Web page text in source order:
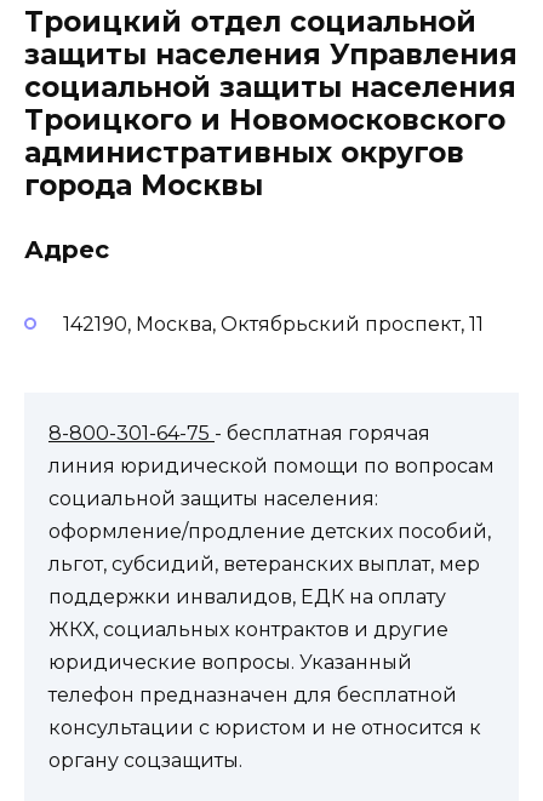
Троицкий отдел социальной
защиты населения Управления
социальной защиты населения
Троицкого и Новомосковского
административных округов
города Москвы
Адрес
142190, Москва, Октябрьский проспект, 11
8-800-301-64-75 - бесплатная горячая
линия юридической помощи по вопросам
социальной защиты населения:
оформление/продление детских пособий,
льгот, субсидий, ветеранских выплат, мер
поддержки инвалидов, ЕДК на оплату
ЖКХ, социальных контрактов и другие
юридические вопросы. Указанный
телефон предназначен для бесплатной
консультации с юристом и не относится к
органу соцзащиты.